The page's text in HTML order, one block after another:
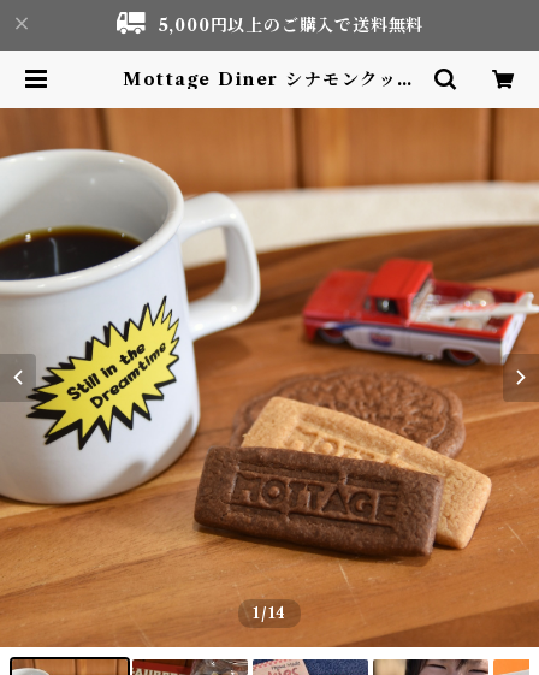
5,000円以上のご購入で送料無料
Mottage Diner シナモンクッキ
1/14